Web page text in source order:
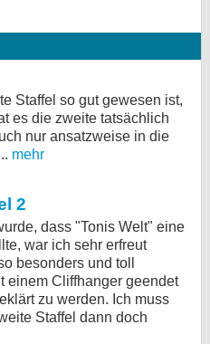
Staffel so gut gewesen ist,
es die zweite tatsächlich
nur ansatzweise in die
mehr
2
dass "Tonis Welt" eine
war ich sehr erfreut
besonders und toll
einem Cliffhanger geendet
zu werden. Ich muss
Staffel dann doch